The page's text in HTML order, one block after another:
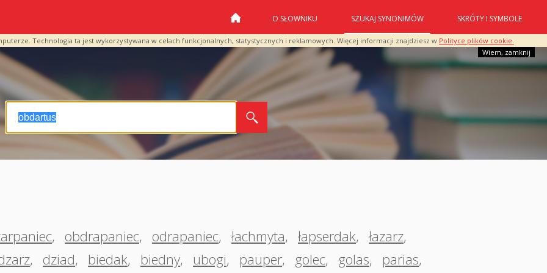
Technologia ta jest wykorzystywana w celach funkcjonalnych, statystycznych i reklamowych. Więcej informacji znajdziesz w Polityce plików cookie.
Wiem, zamknij
O SŁOWNIKU SZUKAJ SYNONIMÓW SKRÓTY I SYMBOLE
, obdrapaniec, odrapaniec, łachmyta, łapserdak, łazarz,
, dziad, biedak, biedny, ubogi, pauper, golec, golas, parias,